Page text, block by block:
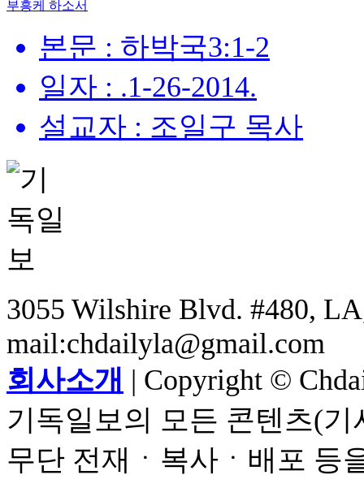
부흥케 하소서
본문 : 하박국3:1-2
일자 : .1-26-2014.
설교자 : 조일구 목사
3055 Wilshire Blvd. #480,
mail:chdailyla@gmail.com
회사소개 | Copyright ©
기독일보의 모든 콘텐츠(
무단 전재ㆍ복사ㆍ배포 등